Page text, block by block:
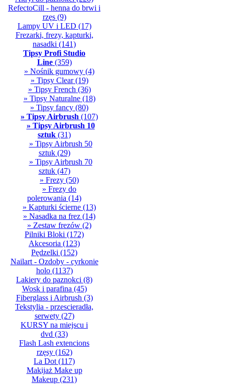
RefectoCill - henna do brwi i
rzęs(9)
Lampy UV i LED (17)
Frezarki, frezy, kapturki,
nasadki (141)
Tipsy Profi Studio
Line(359)
» Nośnik gumowy (4)
» Tipsy Clear(19)
» Tipsy French (36)
» Tipsy Naturalne(18)
» Tipsy fancy (80)
» Tipsy Airbrush (107)
» Tipsy Airbrush 10
sztuk (31)
» Tipsy Airbrush 50
sztuk(29)
» Tipsy Airbrush 70
sztuk(47)
» Frezy (50)
» Frezy do
polerowania (14)
» Kapturki ścierne (13)
» Nasadka na frez (14)
» Zestaw frezów (2)
Pilniki Bloki (172)
Akcesoria (123)
Pędzelki (152)
Nailart - Ozdoby - cyrkonie
holo(1137)
Lakiery do paznokci (8)
Wosk i parafina (45)
Fiberglass i Airbrush (3)
Tekstylia - przescieradła,
serwety(27)
KURSY na miejscu i
dvd (33)
Flash Lash extencions
rzęsy(162)
La Dot (117)
Makijaż Make up
Makeup (231)